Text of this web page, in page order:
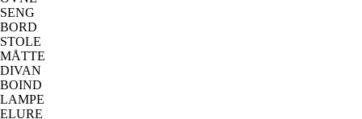
SENG
BORD
STOLE
MÅTTE
DIVAN
BOIND
LAMPE
ELURE